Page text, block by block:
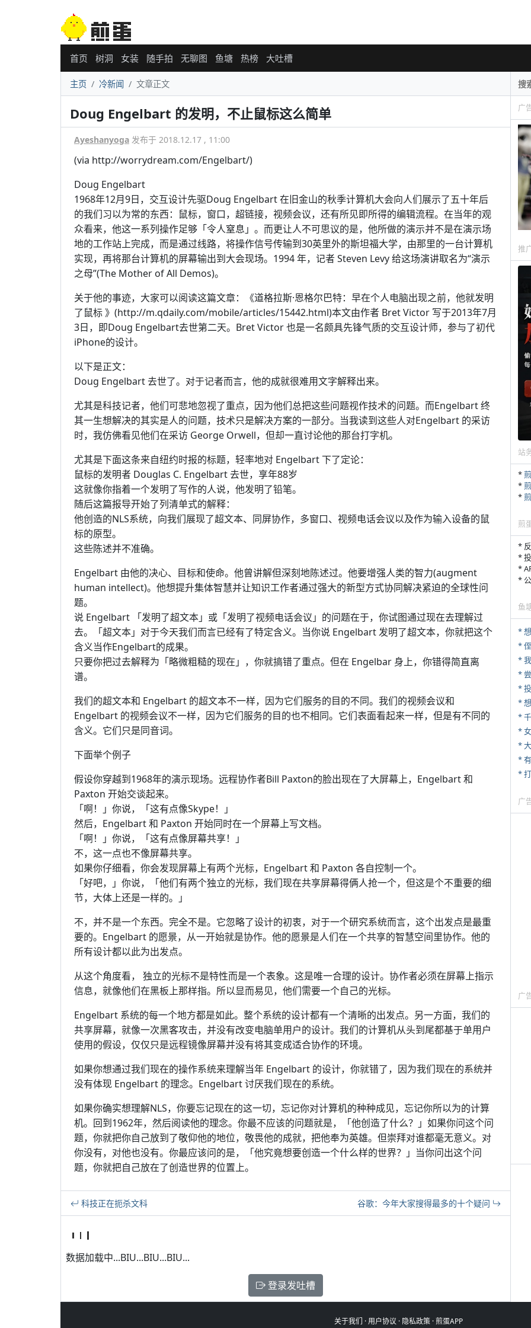
首页 树洞 女装 随手拍 无聊图 鱼塘 热榜 大吐槽
主页 冷新闻 文章正文
Doug Engelbart 的发明，不止鼠标这么简单
Ayeshanyoga 发布于 2018.12.17 , 11:00
(via http://worrydream.com/Engelbart/)
Doug Engelbart
1968年12月9日，交互设计先驱Doug Engelbart 在旧金山的秋季计算机大会向人们展示了五十年后
的我们习以为常的东西：鼠标，窗口，超链接，视频会议，还有所见即所得的编辑流程。在当年的观
众看来，他这一系列操作足够「令人窒息」。而更让人不可思议的是，他所做的演示并不是在演示场
地的工作站上完成，而是通过线路，将操作信号传输到30英里外的斯坦福大学，由那里的一台计算机
实现，再将那台计算机的屏幕输出到大会现场。1994 年，记者 Steven Levy 给这场演讲取名为“演示
之母”(The Mother of All Demos)。
关于他的事迹，大家可以阅读这篇文章：《道格拉斯·恩格尔巴特：早在个人电脑出现之前，他就发明
了鼠标 》(http://m.qdaily.com/mobile/articles/15442.html)本文由作者 Bret Victor 写于2013年7月
3日，即Doug Engelbart去世第二天。Bret Victor 也是一名颇具先锋气质的交互设计师，参与了初代
iPhone的设计。
以下是正文：
Doug Engelbart 去世了。对于记者而言，他的成就很难用文字解释出来。
尤其是科技记者，他们可悲地忽视了重点，因为他们总把这些问题视作技术的问题。而Engelbart 终
其一生想解决的其实是人的问题，技术只是解决方案的一部分。当我读到这些人对Engelbart 的采访
时，我仿佛看见他们在采访 George Orwell，但却一直讨论他的那台打字机。
尤其是下面这条来自纽约时报的标题，轻率地对 Engelbart 下了定论：
鼠标的发明者 Douglas C. Engelbart 去世，享年88岁
这就像你指着一个发明了写作的人说，他发明了铅笔。
随后这篇报导开始了列清单式的解释：
他创造的NLS系统，向我们展现了超文本、同屏协作，多窗口、视频电话会议以及作为输入设备的鼠
标的原型。
这些陈述并不准确。
Engelbart 由他的决心、目标和使命。他曾讲解但深刻地陈述过。他要增强人类的智力(augment
human intellect)。他想提升集体智慧并让知识工作者通过强大的新型方式协同解决紧迫的全球性问
题。
说 Engelbart 「发明了超文本」或「发明了视频电话会议」的问题在于，你试图通过现在去理解过
去。「超文本」对于今天我们而言已经有了特定含义。当你说 Engelbart 发明了超文本，你就把这个
含义当作Engelbart的成果。
只要你把过去解释为「略微粗糙的现在」，你就搞错了重点。但在 Engelbar 身上，你错得简直离
谱。
我们的超文本和 Engelbart 的超文本不一样，因为它们服务的目的不同。我们的视频会议和
Engelbart 的视频会议不一样，因为它们服务的目的也不相同。它们表面看起来一样，但是有不同的
含义。它们只是同音词。
下面举个例子
假设你穿越到1968年的演示现场。远程协作者Bill Paxton的脸出现在了大屏幕上，Engelbart 和
Paxton 开始交谈起来。
「啊！」你说，「这有点像Skype！」
然后，Engelbart 和 Paxton 开始同时在一个屏幕上写文档。
「啊！」你说，「这有点像屏幕共享！」
不，这一点也不像屏幕共享。
如果你仔细看，你会发现屏幕上有两个光标，Engelbart 和 Paxton 各自控制一个。
「好吧，」你说，「他们有两个独立的光标，我们现在共享屏幕得俩人抢一个，但这是个不重要的细
节，大体上还是一样的。」
不，并不是一个东西。完全不是。它忽略了设计的初衷，对于一个研究系统而言，这个出发点是最重
要的。Engelbart 的愿景，从一开始就是协作。他的愿景是人们在一个共享的智慧空间里协作。他的
所有设计都以此为出发点。
从这个角度看， 独立的光标不是特性而是一个表象。这是唯一合理的设计。协作者必须在屏幕上指示
信息，就像他们在黑板上那样指。所以显而易见，他们需要一个自己的光标。
Engelbart 系统的每一个地方都是如此。整个系统的设计都有一个清晰的出发点。另一方面，我们的
共享屏幕，就像一次黑客攻击，并没有改变电脑单用户的设计。我们的计算机从头到尾都基于单用户
使用的假设，仅仅只是远程镜像屏幕并没有将其变成适合协作的环境。
如果你想通过我们现在的操作系统来理解当年 Engelbart 的设计，你就错了，因为我们现在的系统并
没有体现 Engelbart 的理念。Engelbart 讨厌我们现在的系统。
如果你确实想理解NLS，你要忘记现在的这一切，忘记你对计算机的种种成见，忘记你所以为的计算
机。回到1962年，然后阅读他的理念。你最不应该的问题就是，「他创造了什么？」如果你问这个问
题，你就把你自己放到了敬仰他的地位，敬畏他的成就，把他奉为英雄。但崇拜对谁都毫无意义。对
你没有，对他也没有。你最应该问的是，「他究竟想要创造一个什么样的世界？」当你问出这个问
题，你就把自己放在了创造世界的位置上。
科技正在扼杀文科 谷歌：今年大家搜得最多的十个疑问
数据加载中...BIU...BIU...BIU...
登录发吐槽
广
推
站
*
*
*
煎
*
*
*
*
鱼
*
*
*
*
*
*
*
*
广
广
关于我们 ·用户协议 · 隐私政策·煎蛋APP